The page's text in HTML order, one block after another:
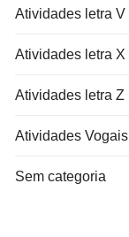
Atividades letra V
Atividades letra X
Atividades letra Z
Atividades Vogais
Sem categoria